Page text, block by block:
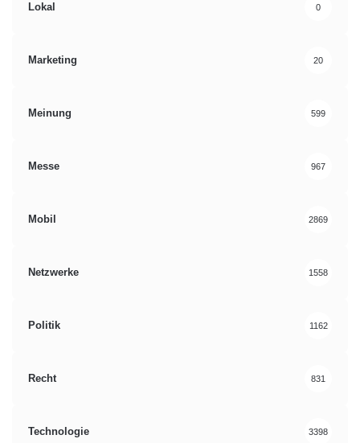
Lokal 0
Marketing 20
Meinung 599
Messe 967
Mobil 2869
Netzwerke 1558
Politik 1162
Recht 831
Technologie 3398